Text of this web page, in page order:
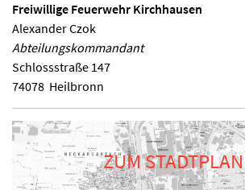
Freiwillige Feuerwehr Kirchhausen
Alexander Czok
Abteilungskommandant
Schlossstraße 147
74078 Heilbronn
ZUM STADTPLAN